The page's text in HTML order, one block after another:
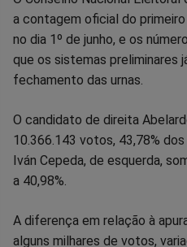
no
Facebook
no
Whatsapp
no
Twitter
a contagem oficial do
no dia 1º de junho, e os
que os sistemas preliminares
fechamento das urnas.
O candidato de direita
10.366.143 votos, 43,78%
Iván Cepeda, de esquerda,
a 40,98%.
A diferença em relação à
alguns milhares de votos,